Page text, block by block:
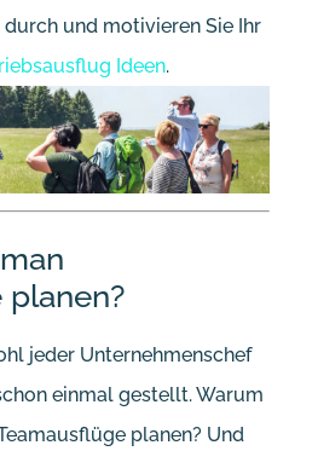
durch und motivieren Sie Ihr
Ideen.
planen?
jeder Unternehmenschef
einmal gestellt. Warum
planen? Und